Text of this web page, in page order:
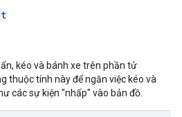
kéo và bánh xe trên phần tử
thuộc tính này để ngăn việc kéo và
các sự kiện "nhấp" vào bản đồ.